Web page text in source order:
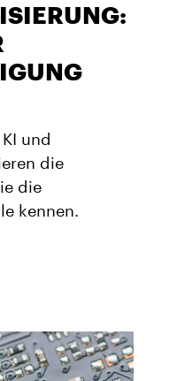
und
die
die
kennen.